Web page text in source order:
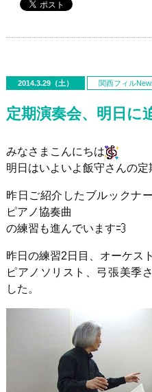
2014.3.29（土） 関西フィル
定期演奏会、明日に
みなさまこんにちは
明日はいよいよ飯守さんの定
昨日ご紹介したブルックナ
ピアノ協奏曲
の練習も進んでいます
昨日の練習2日目、オーケス
ピアノソリスト、弓張美季
した。